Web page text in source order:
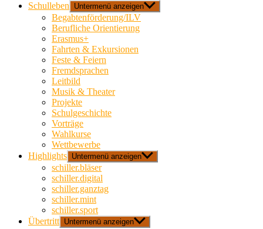
Schulleben
Untermenü anzeigen
Begabtenförderung/ILV
Berufliche Orientierung
Erasmus+
Fahrten & Exkursionen
Feste & Feiern
Fremdsprachen
Leitbild
Musik & Theater
Projekte
Schulgeschichte
Vorträge
Wahlkurse
Wettbewerbe
Highlights Untermenü anzeigen
schiller.bläser
schiller.digital
schiller.ganztag
schiller.mint
schiller.sport
Übertritt Untermenü anzeigen